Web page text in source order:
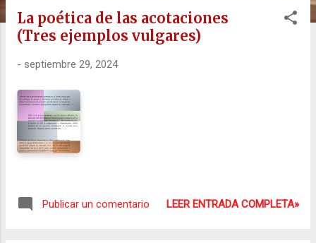
La poética de las acotaciones
(Tres ejemplos vulgares)
- septiembre 29, 2024
Publicar un comentario LEER ENTRADA COMPLETA»